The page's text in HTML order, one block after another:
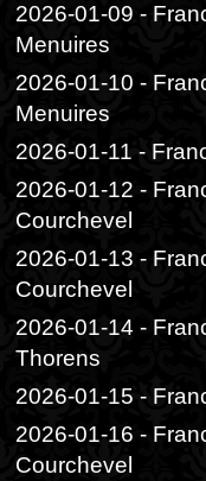
2026-01-09 -
Menuires
2026-01-10 -
Menuires
2026-01-11 -
2026-01-12 -
Courchevel
2026-01-13 -
Courchevel
2026-01-14 -
Thorens
2026-01-15 -
2026-01-16 -
Courchevel